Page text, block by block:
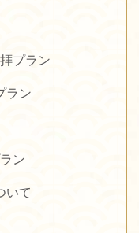
プラン
ラン
ン
いて